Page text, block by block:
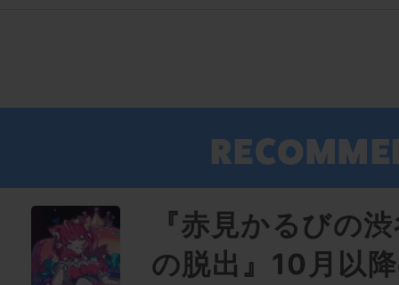
『赤見かるびの
の脱出』10月以